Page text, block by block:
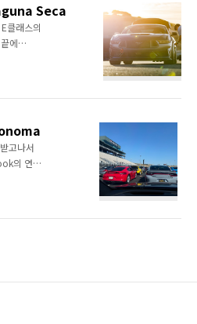
예정) 그
Lap
Seca
클래스의
에
서 하루하
제외하고
락했는데,
색상이 어
나 금요
쪽 딜러
고나서
의 연관
미국에
다보니,